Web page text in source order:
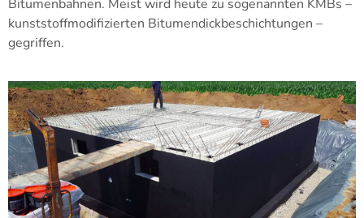
Bitumenbahnen. Meist wird heute zu sogenannten KMBs –
kunststoffmodifizierten Bitumendickbeschichtungen –
gegriffen.